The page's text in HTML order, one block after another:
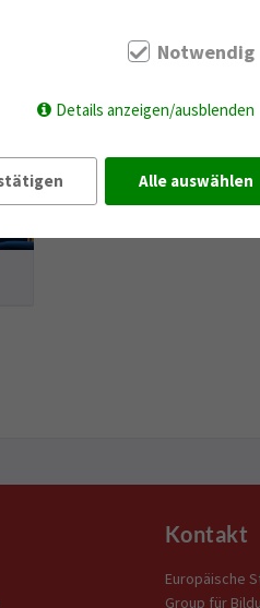
Kontakt
Europäische
Group für
Notwendig
Details anzeigen/ausblenden
Alle auswählen